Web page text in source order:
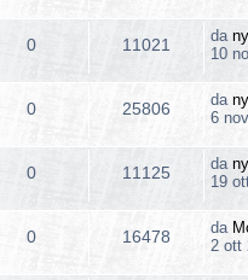
0 11021 da
10
0 25806 da
6
0 11125 da
19
0 16478 da
2 ott